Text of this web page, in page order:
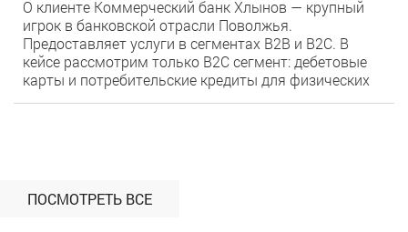
О клиенте Коммерческий банк Хлынов — крупный
игрок в банковской отрасли Поволжья.
Предоставляет услуги в сегментах B2B и B2C. В
кейсе рассмотрим только B2С сегмент: дебетовые
карты и потребительские кредиты для физических
ПОСМОТРЕТЬ ВСЕ